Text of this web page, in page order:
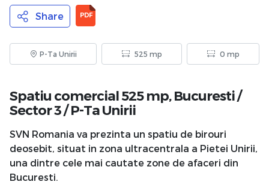
Share PDF
P-Ta Unirii 525 mp 0 mp
Spatiu comercial 525 mp,Bucuresti/
Sector 3/P-Ta Unirii
SVN Romania va prezinta un spatiu de birouri
deosebit, situat in zona ultracentrala a Pietei Unirii,
una dintre cele mai cautate zone de afaceri din
Bucuresti.